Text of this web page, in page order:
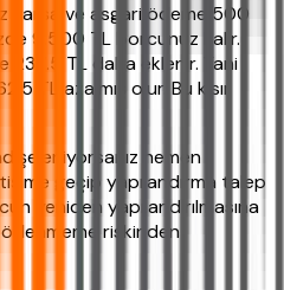
varsa ve asgari ödeme 500
9.500 TL borcunuz kalır.
237.5 TL daha eklenir. Yani
TL azalmış olur. Bu kısır
hemen
geçip yapılandırma talep
yeniden yapılandırılmasına
ödenmeme riskinden